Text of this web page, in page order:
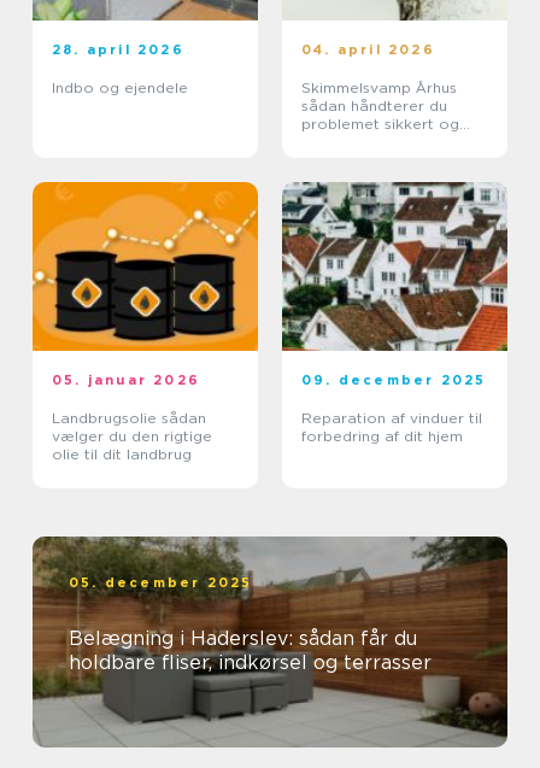
28. april 2026
Indbo og ejendele
04. april 2026
Skimmelsvamp Århus
sådan håndterer du
problemet sikkert og
05. januar 2026
Landbrugsolie sådan
vælger du den rigtige
olie til dit landbrug
09. december 2025
Reparation af vinduer til
forbedring af dit hjem
05. december 2025
Belægning i Haderslev: sådan får du
holdbare fliser, indkørsel og terrasser